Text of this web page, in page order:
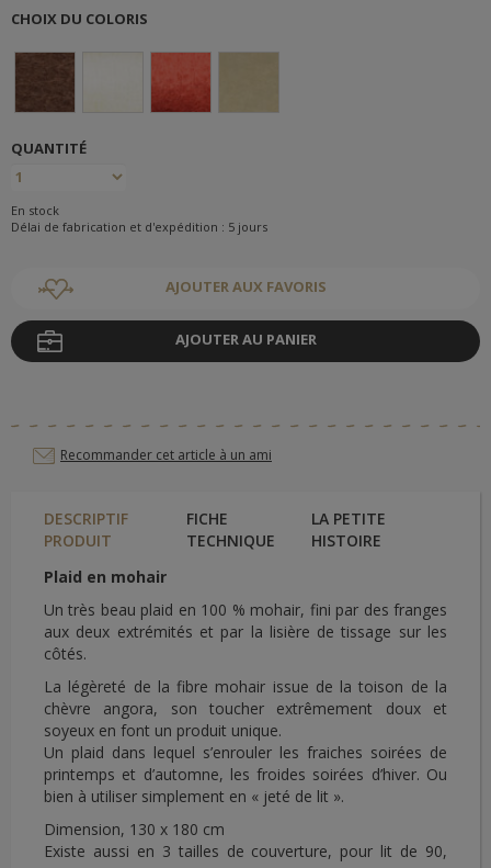
CHOIX DU COLORIS
QUANTITÉ
En stock
Délai de fabrication et d'expédition : 5 jours
AJOUTER AUX FAVORIS
AJOUTER AU PANIER
Recommander cet article à un ami
DESCRIPTIF
PRODUIT
FICHE
TECHNIQUE
LA PETITE
HISTOIRE
Plaid en mohair
Un très beau plaid en 100 % mohair, fini par des franges
aux deux extrémités et par la lisière de tissage sur les
côtés.
La légèreté de la fibre mohair issue de la toison de la
chèvre angora, son toucher extrêmement doux et
soyeux en font un produit unique.
Un plaid dans lequel s’enrouler les fraiches soirées de
printemps et d’automne, les froides soirées d’hiver. Ou
bien à utiliser simplement en « jeté de lit ».
Dimension, 130 x 180 cm
Existe aussi en 3 tailles de couverture, pour lit de 90,